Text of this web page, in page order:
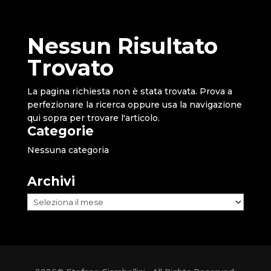
Nessun Risultato
Trovato
La pagina richiesta non è stata trovata. Prova a
perfezionare la ricerca oppure usa la navigazione
qui sopra per trovare l'articolo.
Categorie
Nessuna categoria
Archivi
Archivi